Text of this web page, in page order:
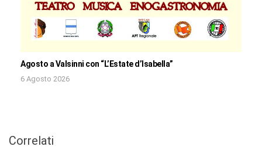
Agosto a Valsinni con “L’Estate d’Isabella”
6 Agosto 2026
Correlati